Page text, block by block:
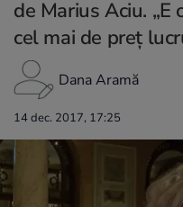
de Marius Aciu.
cel mai de preț
Dana Aramă
14 dec. 2017, 17:25